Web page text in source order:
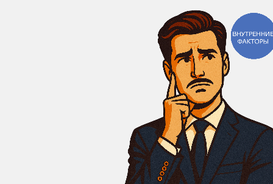
36 компетенций
6 факторов
Критического
мышления
Чтобы объективно оценить эмоциональный
интеллект, важно учитывать не только внешние
реакции, но и то, как человек мыслит, воспринимает
ситуации и принимает решения. Поэтому SkillCode
показывает EQ через связку soft skills, критического
мышления и поведенческих компетенций